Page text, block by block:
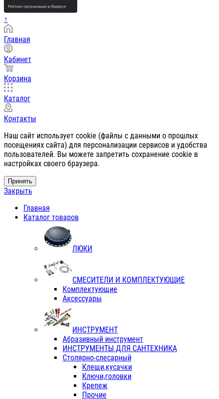
↑
Главная
Кабинет
Корзина
Каталог
Контакты
Наш сайт использует cookie (файлы с данными о прошлых
посещениях сайта) для персонализации сервисов и удобства
пользователей. Вы можете запретить сохранение cookie в
настройках своего браузера.
Принять
Закрыть
Главная
Каталог товаров
ЛЮКИ
СМЕСИТЕЛИ И КОМПЛЕКТУЮЩИЕ
Комплектующие
Аксессуары
ИНСТРУМЕНТ
Абразивный инструмент
ИНСТРУМЕНТЫ ДЛЯ САНТЕХНИКА
Столярно-слесарный
Клещи,кусачки
Ключи,головки
Крепеж
Прочие